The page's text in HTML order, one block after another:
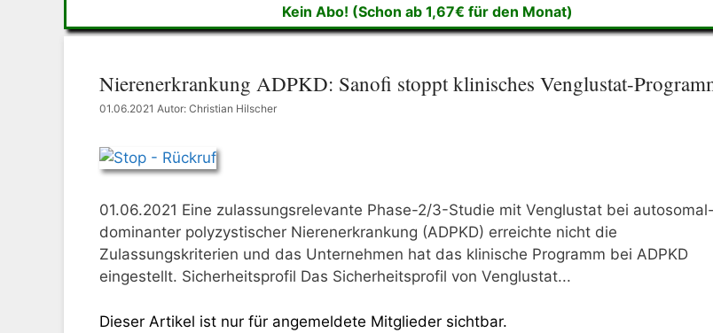
Kein Abo! (Schon ab 1,67€ für den Monat)
Nierenerkrankung ADPKD: Sanofi stoppt klinisches Venglustat-
01.06.2021 Autor: Christian Hilscher
01.06.2021 Eine zulassungsrelevante Phase-2/3-Studie mit Venglustat bei autosomal-
dominanter polyzystischer Nierenerkrankung (ADPKD) erreichte nicht die
Zulassungskriterien und das Unternehmen hat das klinische Programm bei ADPKD
eingestellt. Sicherheitsprofil Das Sicherheitsprofil von Venglustat...
Dieser Artikel ist nur für angemeldete Mitglieder sichtbar.